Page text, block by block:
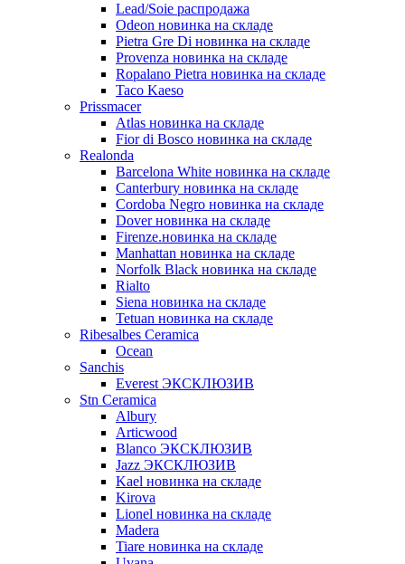
Lead/Soie распродажа
Odeon новинка на складе
Pietra Gre Di новинка на складе
Provenza новинка на складе
Ropalano Pietra новинка на складе
Taco Kaeso
Prissmacer
Atlas новинка на складе
Fior di Bosco новинка на складе
Realonda
Barсelona White новинка на складе
Canterbury новинка на складе
Cordoba Negro новинка на складе
Dover новинка на складе
Firenze.новинка на складе
Manhattan новинка на складе
Norfolk Black новинка на складе
Rialto
Siena новинка на складе
Tetuan новинка на складе
Ribesalbes Ceramica
Ocean
Sanchis
Everest ЭКСКЛЮЗИВ
Stn Ceramica
Albury
Articwood
Blanco ЭКСКЛЮЗИВ
Jazz ЭКСКЛЮЗИВ
Kael новинка на складе
Kirova
Lionel новинка на складе
Madera
Tiare новинка на складе